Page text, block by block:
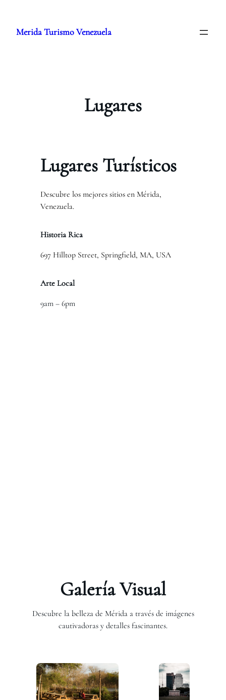
contenido
Merida Turismo Venezuela
Lugares
Lugares Turísticos
Descubre los mejores sitios en Mérida,
Venezuela.
Historia Rica
697 Hilltop Street, Springfield, MA, USA
Arte Local
9am – 6pm
Galería Visual
Descubre la belleza de Mérida a través de imágenes
cautivadoras y detalles fascinantes.